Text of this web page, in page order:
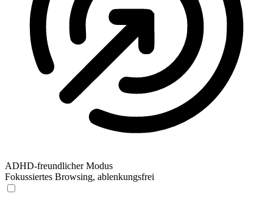
ADHD-freundlicher Modus
Fokussiertes Browsing, ablenkungsfrei